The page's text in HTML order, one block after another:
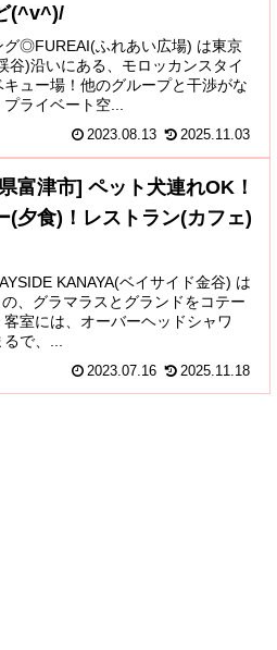
(^v^)/
グ◎FUREAI(ふれあい広場) は東京
谷)沿いにある、モロッカンスタイ
ュー場！他のグループと干渉がな
ライベート空...
2023.08.13 2025.11.03
富津市] ペット犬連れOK！
(夕食)！レストラン(カフェ)
KANAYA(ベイサイド金谷) は
、グラマラスとグランドをコテー
室には、オーバーヘッドシャワ
で、...
2023.07.16 2025.11.18